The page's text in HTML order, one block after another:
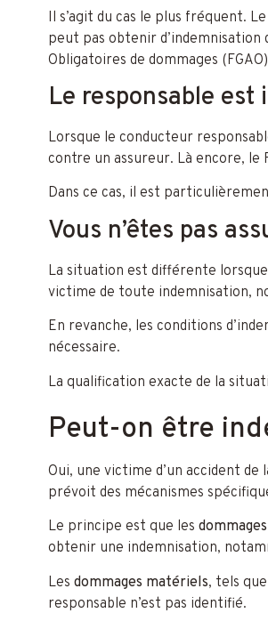
Il s’agit du cas le plus fréquent.
peut pas obtenir d’indemnisation
Obligatoires de dommages
Le responsable
Lorsque le conducteur
contre un assureur. Là encore,
Dans ce cas, il est
Vous n’êtes pas
La situation est différente lorsque
victime de toute indemnisation,
En revanche, les conditions
nécessaire.
La qualification exacte de la
Peut-on être
Oui, une victime d’un accident
prévoit des mécanismes
Le principe est que les
obtenir une indemnisation,
Les dommages matériels, tels
responsable n’est pas identifié.